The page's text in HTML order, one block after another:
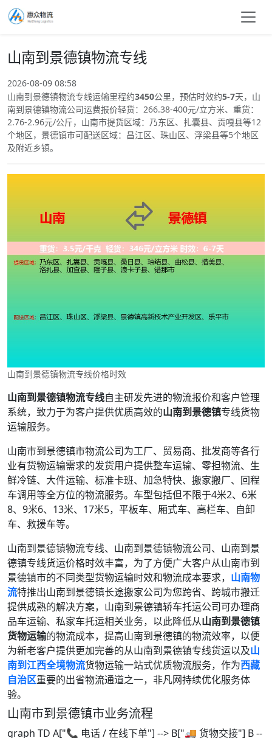
山南到景德镇物流专线
2026-08-09 08:58
山南到景德镇物流专线运输里程约3450公里，预估时效约5-7天，山
南到景德镇物流公司运费报价轻货：266.38-400元/立方米、重货：
2.76-2.96元/公斤，山南市提货区域：乃东区、扎囊县、贡嘎县等12
个地区，景德镇市可配送区域：昌江区、珠山区、浮梁县等5个地区
及附近乡镇。
山南到景德镇物流专线价格时效
山南到景德镇物流专线自主研发先进的物流报价和客户管理
系统，致力于为客户提供优质高效的山南到景德镇专线货物
运输服务。
山南市到景德镇市物流公司为工厂、贸易商、批发商等各行
业有货物运输需求的发货用户提供整车运输、零担物流、生
鲜冷链、大件运输、标准卡班、加急特快、搬家搬厂、回程
车调用等全方位的物流服务。车型包括但不限于4米2、6米
8、9米6、13米、17米5，平板车、厢式车、高栏车、自卸
车、救援车等。
山南到景德镇物流专线、山南到景德镇物流公司、山南到景
德镇专线货运价格时效丰富，为了方便广大客户从山南市到
景德镇市的不同类型货物运输时效和物流成本要求， 山南物
流特推出山南到景德镇长途搬家公司为您跨省、跨城市搬迁
提供成熟的解决方案，山南到景德镇轿车托运公司可办理商
品车运输、私家车托运相关业务，以此降低从山南到景德镇
货物运输的物流成本，提高山南到景德镇的物流效率，以便
为新老客户提供更加完善的从山南到景德镇专线货运以及山
南到江西全境物流货物运输一站式优质物流服务，作为西藏
自治区重要的出省物流通道之一，非凡网持续优化服务体
验。
山南市到景德镇市业务流程
graph TD A["📞 电话 / 在线下单"] --> B["🚚 货物交接"] B --